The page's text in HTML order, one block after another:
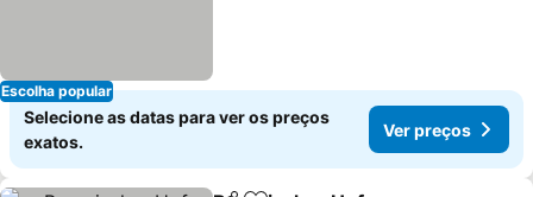
Escolha popular
Selecione as datas para ver os preços
exatos.
Ver preços